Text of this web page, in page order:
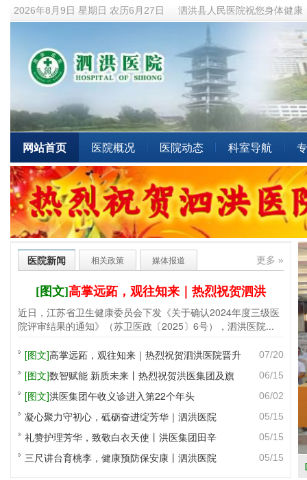
2026年8月9日 星期日 农历6月27日 泗洪县人民医院祝您身体健康
网站首页 医院概况 医院动态 科室导航
更多 »
医院新闻 相关政策 媒体报道
[图文]高掌远跖，观往知来｜热烈祝贺泗洪
近日，江苏省卫生健康委员会下发《关于确认2024年度三级医
院评审结果的通知》（苏卫医政〔2025〕6号），泗洪医院...
07/20
[图文]高掌远跖，观往知来｜热烈祝贺泗洪医院晋升
06/15
[图文]数智赋能 新质未来丨热烈祝贺洪医集团及旗
06/02
[图文]洪医集团午收义诊进入第22个年头
05/15
凝心聚力守初心，砥砺奋进绽芳华｜泗洪医院
05/15
礼赞护理芳华，致敬白衣天使丨洪医集团田辛
05/15
三尺讲台育桃李，健康预防保安康丨泗洪医院
学